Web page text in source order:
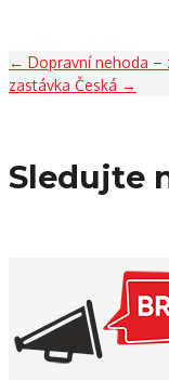
← Dopravní nehoda –
zastávka Česká →
Sledujte